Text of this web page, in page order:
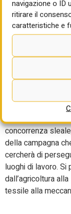
navigazione o ID
ritirare il
caratteristiche e
“I diritti
La Cgil
non si
streaming su
segretario
quella del
Alessandro
lavoro nero e gli
appalti e
concorrenza
della campagna
cercherà di
luoghi di lavoro. Si
dall’agricoltura
tessile alla